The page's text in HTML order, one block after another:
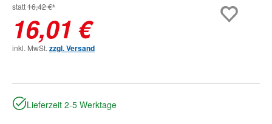
statt16,42 €*
16,01 €
inkl. MwSt. zzgl. Versand
Lieferzeit 2-5 Werktage